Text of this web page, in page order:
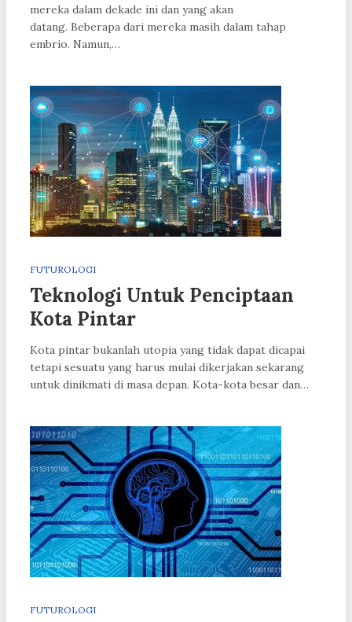
mereka dalam dekade ini dan yang akan
datang. Beberapa dari mereka masih dalam tahap
embrio. Namun,…
FUTUROLOGI
Teknologi Untuk Penciptaan
Kota Pintar
Kota pintar bukanlah utopia yang tidak dapat dicapai
tetapi sesuatu yang harus mulai dikerjakan sekarang
untuk dinikmati di masa depan. Kota-kota besar dan…
FUTUROLOGI